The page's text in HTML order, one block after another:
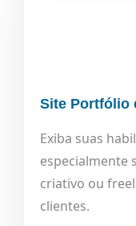
Site Portfólio
Exiba suas
especialmente
criativo ou
clientes.